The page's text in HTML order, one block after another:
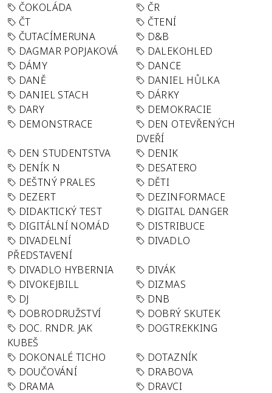
ČOKOLÁDA
ČR
ČT
ČTENÍ
ČUTACÍMERUNA
D&B
DAGMAR POPJAKOVÁ
DALEKOHLED
DÁMY
DANCE
DANĚ
DANIEL HŮLKA
DANIEL STACH
DÁRKY
DARY
DEMOKRACIE
DEMONSTRACE
DEN OTEVŘENÝCH
DVEŘÍ
DEN STUDENTSTVA
DENIK
DENÍK N
DESATERO
DEŠTNÝ PRALES
DĚTI
DEZERT
DEZINFORMACE
DIDAKTICKÝ TEST
DIGITAL DANGER
DIGITÁLNÍ NOMÁD
DISTRIBUCE
DIVADELNÍ
PŘEDSTAVENÍ
DIVADLO
DIVADLO HYBERNIA
DIVÁK
DIVOKEJBILL
DIZMAS
DJ
DNB
DOBRODRUŽSTVÍ
DOBRÝ SKUTEK
DOC. RNDR. JAK
KUBEŠ
DOGTREKKING
DOKONALÉ TICHO
DOTAZNÍK
DOUČOVÁNÍ
DRABOVA
DRAMA
DRAVCI